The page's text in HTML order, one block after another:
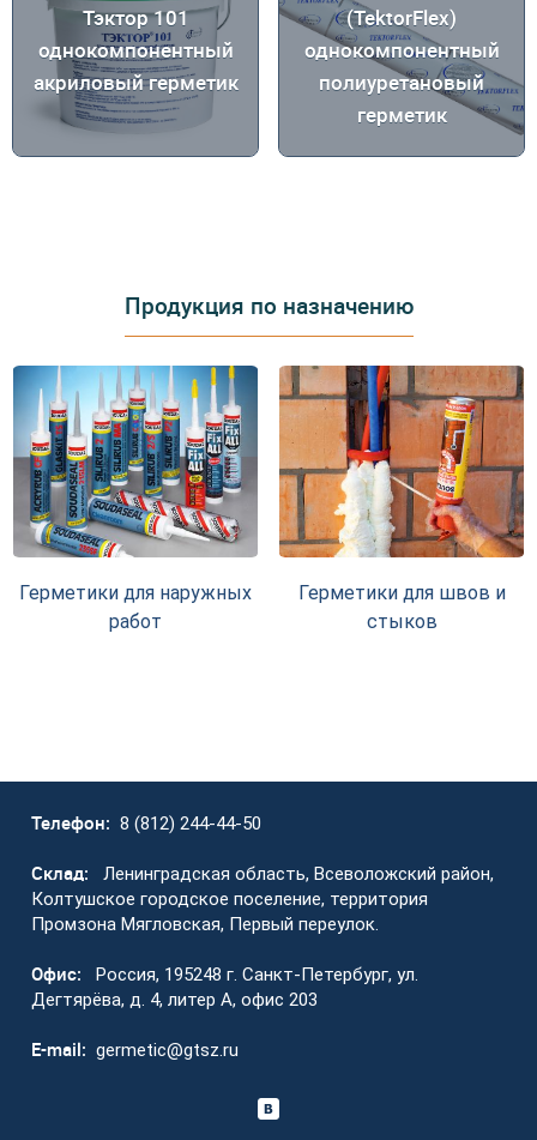
Тэктор 101
однокомпонентный
акриловый герметик
(TektorFlex)
однокомпонентный
полиуретановый
герметик
Продукция по назначению
Герметики для наружных
работ
Герметики для швов и
стыков
Телефон: 8 (812) 244-44-50
Склад:
Ленинградская область, Всеволожский район,
Колтушское городское поселение, территория
Промзона Мягловская, Первый переулок.
Офис:
Россия, 195248 г. Санкт-Петербург, ул.
Дегтярёва, д. 4, литер А, офис 203
E-mail: germetic@gtsz.ru